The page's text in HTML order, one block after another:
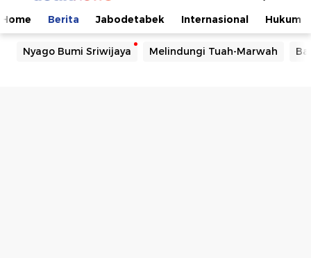
Home Berita Jabodetabek Internasional Hukum
Nyago Bumi Sriwijaya Melindungi Tuah-Marwah